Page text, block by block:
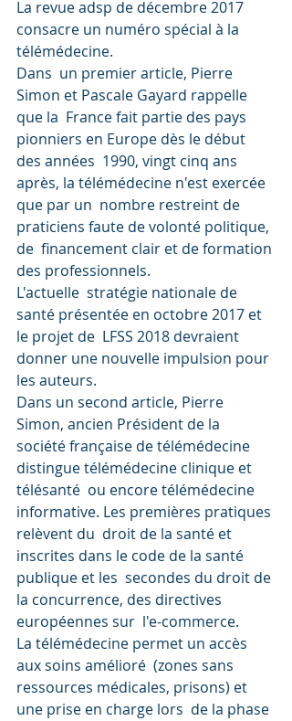
La revue adsp de décembre 2017
consacre un numéro spécial à la
télémédecine.
Dans  un premier article, Pierre
Simon et Pascale Gayard rappelle
que la  France fait partie des pays
pionniers en Europe dès le début
des années  1990, vingt cinq ans
après, la télémédecine n'est exercée
que par un  nombre restreint de
praticiens faute de volonté politique,
de  financement clair et de formation
des professionnels.
L'actuelle  stratégie nationale de
santé présentée en octobre 2017 et
le projet de  LFSS 2018 devraient
donner une nouvelle impulsion pour
les auteurs.
Dans un second article, Pierre
Simon, ancien Président de la
société française de télémédecine
distingue télémédecine clinique et
télésanté  ou encore télémédecine
informative. Les premières pratiques
relèvent du  droit de la santé et
inscrites dans le code de la santé
publique et les  secondes du droit de
la concurrence, des directives
européennes sur  l'e-commerce.
La télémédecine permet un accès
aux soins amélioré  (zones sans
ressources médicales, prisons) et
une prise en charge lors  de la phase